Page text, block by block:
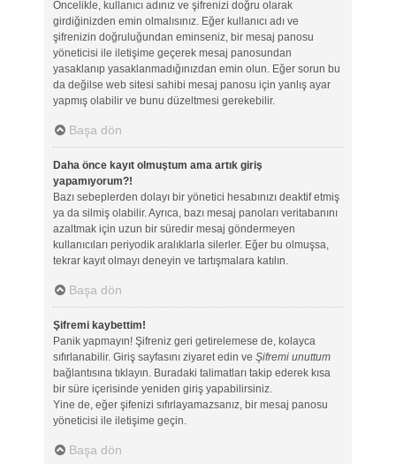
Öncelikle, kullanıcı adınız ve şifrenizi doğru olarak
girdiğinizden emin olmalısınız. Eğer kullanıcı adı ve
şifrenizin doğruluğundan eminseniz, bir mesaj panosu
yöneticisi ile iletişime geçerek mesaj panosundan
yasaklanıp yasaklanmadığınızdan emin olun. Eğer sorun bu
da değilse web sitesi sahibi mesaj panosu için yanlış ayar
yapmış olabilir ve bunu düzeltmesi gerekebilir.
Başa dön
Daha önce kayıt olmuştum ama artık giriş
yapamıyorum?!
Bazı sebeplerden dolayı bir yönetici hesabınızı deaktif etmiş
ya da silmiş olabilir. Ayrıca, bazı mesaj panoları veritabanını
azaltmak için uzun bir süredir mesaj göndermeyen
kullanıcıları periyodik aralıklarla silerler. Eğer bu olmuşsa,
tekrar kayıt olmayı deneyin ve tartışmalara katılın.
Başa dön
Şifremi kaybettim!
Panik yapmayın! Şifreniz geri getirelemese de, kolayca
sıfırlanabilir. Giriş sayfasını ziyaret edin ve Şifremi unuttum
bağlantısına tıklayın. Buradaki talimatları takip ederek kısa
bir süre içerisinde yeniden giriş yapabilirsiniz.
Yine de, eğer şifenizi sıfırlayamazsanız, bir mesaj panosu
yöneticisi ile iletişime geçin.
Başa dön